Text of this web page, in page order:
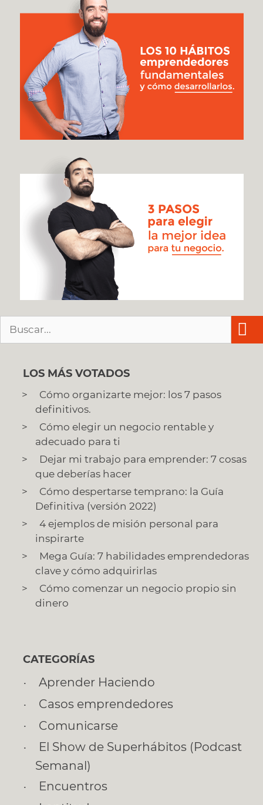
LOS MÁS VOTADOS
Cómo organizarte mejor: los 7 pasos
definitivos.
Cómo elegir un negocio rentable y
adecuado para ti
Dejar mi trabajo para emprender: 7 cosas
que deberías hacer
Cómo despertarse temprano: la Guía
Definitiva (versión 2022)
4 ejemplos de misión personal para
inspirarte
Mega Guía: 7 habilidades emprendedoras
clave y cómo adquirirlas
Cómo comenzar un negocio propio sin
dinero
CATEGORÍAS
Aprender Haciendo
Casos emprendedores
Comunicarse
El Show de Superhábitos (Podcast
Semanal)
Encuentros